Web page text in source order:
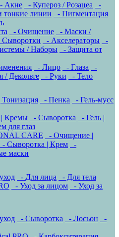
- Акне - Купероз / Розацеа
-
линии
- Пигментация
- Очищение
- Маски /
Сыворотки - Акселераторы
-
/ Наборы
- Защита от
- Лицо - Глаза
-
/ Декольте - Руки
- Тело
- Пенка
- Гель-мусс
Кремы
- Сыворотка
- Гель |
для глаз
CARE
- Очищение |
- Сыворотка | Крем
-
маски
- Для лица
- Для тела
- Уход за лицом
- Уход за
- Сыворотка - Лосьон
-